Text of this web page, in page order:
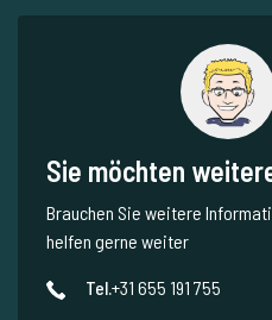
Sie möchten
Brauchen Sie weitere
helfen gerne weiter
Tel.+31 655 191 755